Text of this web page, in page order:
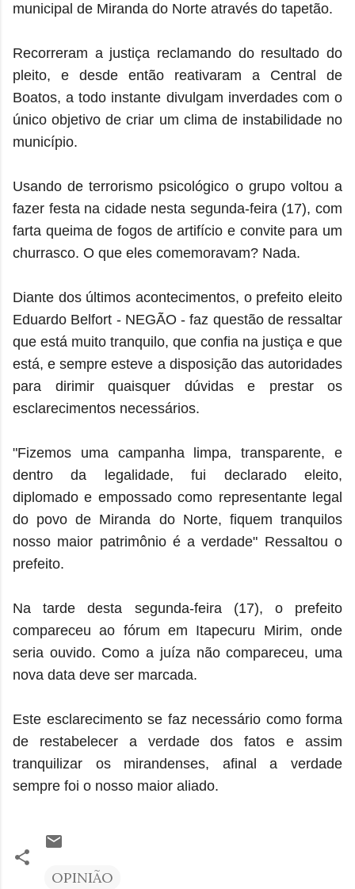
municipal de Miranda do Norte através do tapetão.
Recorreram a justiça reclamando do resultado do
pleito, e desde então reativaram a Central de
Boatos, a todo instante divulgam inverdades com o
único objetivo de criar um clima de instabilidade no
município.
Usando de terrorismo psicológico o grupo voltou a
fazer festa na cidade nesta segunda-feira (17), com
farta queima de fogos de artifício e convite para um
churrasco. O que eles comemoravam? Nada.
Diante dos últimos acontecimentos, o prefeito eleito
Eduardo Belfort - NEGÃO - faz questão de ressaltar
que está muito tranquilo, que confia na justiça e que
está, e sempre esteve a disposição das autoridades
para dirimir quaisquer dúvidas e prestar os
esclarecimentos necessários.
"Fizemos uma campanha limpa, transparente, e
dentro da legalidade, fui declarado eleito,
diplomado e empossado como representante legal
do povo de Miranda do Norte, fiquem tranquilos
nosso maior patrimônio é a verdade" Ressaltou o
prefeito.
Na tarde desta segunda-feira (17), o prefeito
compareceu ao fórum em Itapecuru Mirim, onde
seria ouvido. Como a juíza não compareceu, uma
nova data deve ser marcada.
Este esclarecimento se faz necessário como forma
de restabelecer a verdade dos fatos e assim
tranquilizar os mirandenses, afinal a verdade
sempre foi o nosso maior aliado.
OPINIÃO